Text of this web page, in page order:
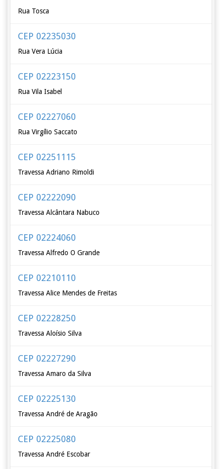
Rua Tosca
CEP 02235030
Rua Vera Lúcia
CEP 02223150
Rua Vila Isabel
CEP 02227060
Rua Virgílio Saccato
CEP 02251115
Travessa Adriano Rimoldi
CEP 02222090
Travessa Alcântara Nabuco
CEP 02224060
Travessa Alfredo O Grande
CEP 02210110
Travessa Alice Mendes de Freitas
CEP 02228250
Travessa Aloísio Silva
CEP 02227290
Travessa Amaro da Silva
CEP 02225130
Travessa André de Aragão
CEP 02225080
Travessa André Escobar